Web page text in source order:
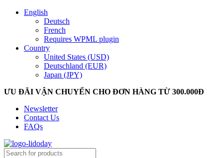
English
Deutsch
French
Requires WPML plugin
Country
United States (USD)
Deutschland (EUR)
Japan (JPY)
ƯU ĐÃI VẬN CHUYỂN CHO ĐƠN HÀNG TỪ 300.000Đ
Newsletter
Contact Us
FAQs